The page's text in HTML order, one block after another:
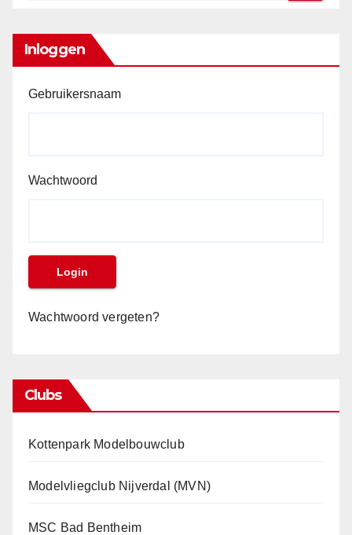
Inloggen
Gebruikersnaam
Wachtwoord
Wachtwoord vergeten?
Clubs
Kottenpark Modelbouwclub
Modelvliegclub Nijverdal (MVN)
MSC Bad Bentheim